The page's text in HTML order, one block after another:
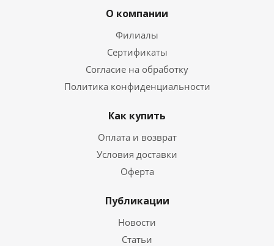
О компании
Филиалы
Сертификаты
Согласие на обработку
Политика конфиденциальности
Как купить
Оплата и возврат
Условия доставки
Оферта
Публикации
Новости
Статьи